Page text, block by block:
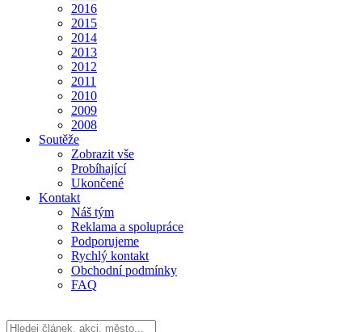
2016
2015
2014
2013
2012
2011
2010
2009
2008
Soutěže
Zobrazit vše
Probíhající
Ukončené
Kontakt
Náš tým
Reklama a spolupráce
Podporujeme
Rychlý kontakt
Obchodní podmínky
FAQ